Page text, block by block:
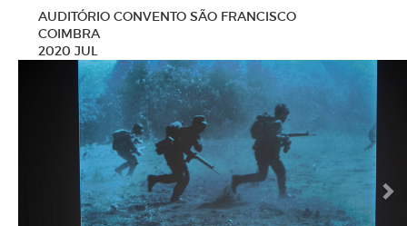
AUDITÓRIO CONVENTO SÃO FRANCISCO
COIMBRA
2020 JUL